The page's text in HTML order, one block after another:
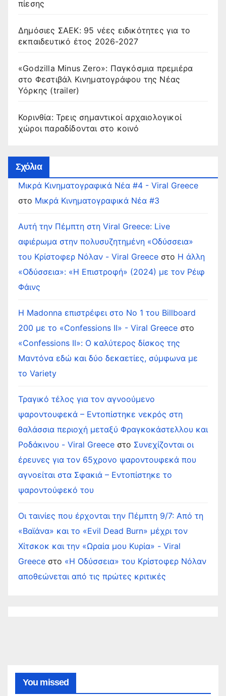
πίεσης
Δημόσιες ΣΑΕΚ: 95 νέες ειδικότητες για το
εκπαιδευτικό έτος 2026-2027
«Godzilla Minus Zero»: Παγκόσμια πρεμιέρα
στο Φεστιβάλ Κινηματογράφου της Νέας
Υόρκης (trailer)
Κορινθία: Τρεις σημαντικοί αρχαιολογικοί
χώροι παραδίδονται στο κοινό
Σχόλια
Μικρά Κινηματογραφικά Νέα #4 - Viral Greece
στο Μικρά Κινηματογραφικά Νέα #3
Αυτή την Πέμπτη στη Viral Greece: Live
αφιέρωμα στην πολυσυζητημένη «Οδύσσεια»
του Κρίστοφερ Νόλαν - Viral Greece στο Η άλλη
«Οδύσσεια»: «Η Επιστροφή» (2024) με τον Ρέιφ
Φάινς
Η Madonna επιστρέφει στο Νο 1 του Billboard
200 με το «Confessions II» - Viral Greece στο
«Confessions II»: Ο καλύτερος δίσκος της
Μαντόνα εδώ και δύο δεκαετίες, σύμφωνα με
το Variety
Τραγικό τέλος για τον αγνοούμενο
ψαροντουφεκά – Εντοπίστηκε νεκρός στη
θαλάσσια περιοχή μεταξύ Φραγκοκάστελλου και
Ροδάκινου - Viral Greece στο Συνεχίζονται οι
έρευνες για τον 65χρονο ψαροντουφεκά που
αγνοείται στα Σφακιά – Εντοπίστηκε το
ψαροντούφεκό του
Οι ταινίες που έρχονται την Πέμπτη 9/7: Από τη
«Βαϊάνα» και το «Evil Dead Burn» μέχρι τον
Χίτσκοκ και την «Ωραία μου Κυρία» - Viral
Greece στο «Η Οδύσσεια» του Κρίστοφερ Νόλαν
αποθεώνεται από τις πρώτες κριτικές
You missed